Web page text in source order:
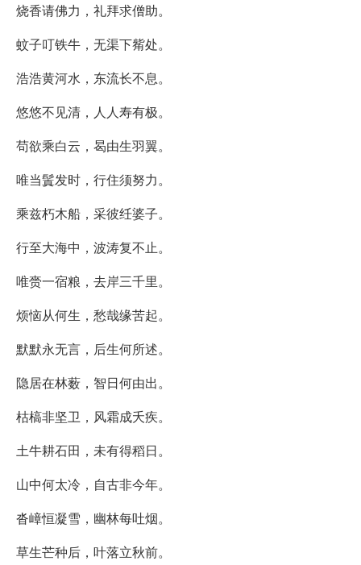
烧香请佛力，礼拜求僧助。
蚊子叮铁牛，无渠下觜处。
浩浩黄河水，东流长不息。
悠悠不见清，人人寿有极。
苟欲乘白云，曷由生羽翼。
唯当鬒发时，行住须努力。
乘兹朽木船，采彼纴婆子。
行至大海中，波涛复不止。
唯赍一宿粮，去岸三千里。
烦恼从何生，愁哉缘苦起。
默默永无言，后生何所述。
隐居在林薮，智日何由出。
枯槁非坚卫，风霜成夭疾。
土牛耕石田，未有得稻日。
山中何太冷，自古非今年。
沓嶂恒凝雪，幽林每吐烟。
草生芒种后，叶落立秋前。